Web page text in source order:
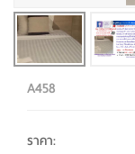
A458
ราคา: